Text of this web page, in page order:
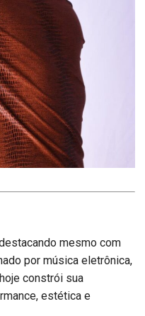
mesmo com
por música eletrônica,
constrói sua
estética e